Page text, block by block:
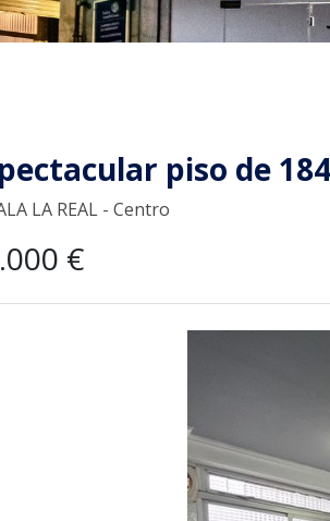
piso de
LA REAL - Centro
€